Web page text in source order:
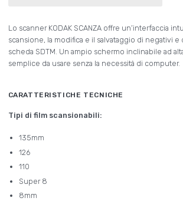
Lo scanner KODAK SCANZA offre un’interfaccia
scansione, la modifica e il salvataggio di negativi e
scheda SDTM. Un ampio schermo inclinabile ad
semplice da usare senza la necessità di computer.
CARATTERISTICHE TECNICHE
Tipi di film scansionabili:
135mm
126
110
Super 8
8mm